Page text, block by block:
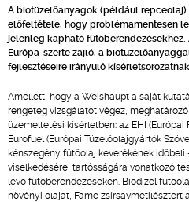
A biotüzelőanyagok (például
előfeltétele, hogy problémamentesen
jelenleg kapható
Európa-szerte zajló, a
fejlesztéseire irányuló kísérletsorozatnak.
Amellett, hogy a Weishaupt a saját
rengeteg vizsgálatot végez,
üzemeltetési kísérletben: az EHI (Európai
Eurofuel (Európai Tüzelőolajgyártók
kénszegény fűtőolaj keverékének
viselkedésére, tartósságára vonatkozó
lévő fűtőberendezéseken. Biodízel
növényi olajat, Fame zsírsavmetilésztert